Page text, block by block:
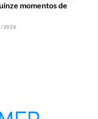
momentos de
2026